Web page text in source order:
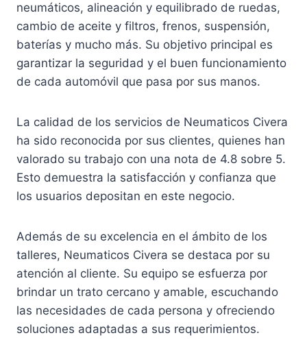
neumáticos, alineación y equilibrado de ruedas,
cambio de aceite y filtros, frenos, suspensión,
baterías y mucho más. Su objetivo principal es
garantizar la seguridad y el buen funcionamiento
de cada automóvil que pasa por sus manos.
La calidad de los servicios de Neumaticos Civera
ha sido reconocida por sus clientes, quienes han
valorado su trabajo con una nota de 4.8 sobre 5.
Esto demuestra la satisfacción y confianza que
los usuarios depositan en este negocio.
Además de su excelencia en el ámbito de los
talleres, Neumaticos Civera se destaca por su
atención al cliente. Su equipo se esfuerza por
brindar un trato cercano y amable, escuchando
las necesidades de cada persona y ofreciendo
soluciones adaptadas a sus requerimientos.